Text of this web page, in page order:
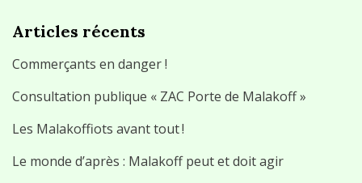
Articles récents
Commerçants en danger !
Consultation publique « ZAC Porte de Malakoff »
Les Malakoffiots avant tout !
Le monde d’après : Malakoff peut et doit agir